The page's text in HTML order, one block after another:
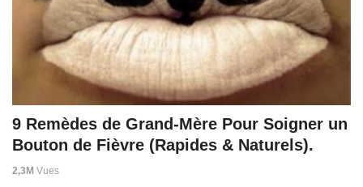
9 Remèdes de Grand-Mère Pour Soigner un
Bouton de Fièvre (Rapides & Naturels).
2,3M Vues